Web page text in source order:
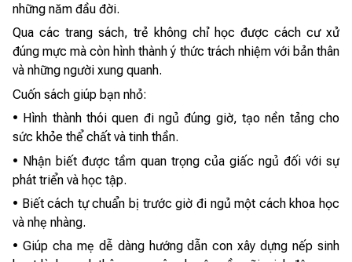
những năm đầu đời.
Qua các trang sách, trẻ không chỉ học được cách cư xử
đúng mực mà còn hình thành ý thức trách nhiệm với bản thân
và những người xung quanh.
Cuốn sách giúp bạn nhỏ:
• Hình thành thói quen đi ngủ đúng giờ, tạo nền tảng cho
sức khỏe thể chất và tinh thần.
• Nhận biết được tầm quan trọng của giấc ngủ đối với sự
phát triển và học tập.
• Biết cách tự chuẩn bị trước giờ đi ngủ một cách khoa học
và nhẹ nhàng.
• Giúp cha mẹ dễ dàng hướng dẫn con xây dựng nếp sinh